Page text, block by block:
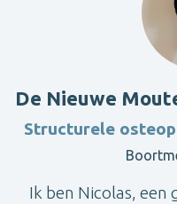
De Nieuwe
Structurele
Ik ben Nicolas, een